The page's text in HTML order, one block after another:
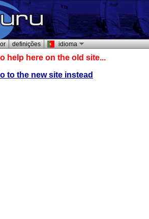
definições idioma
help here on the old site...
to the new site instead